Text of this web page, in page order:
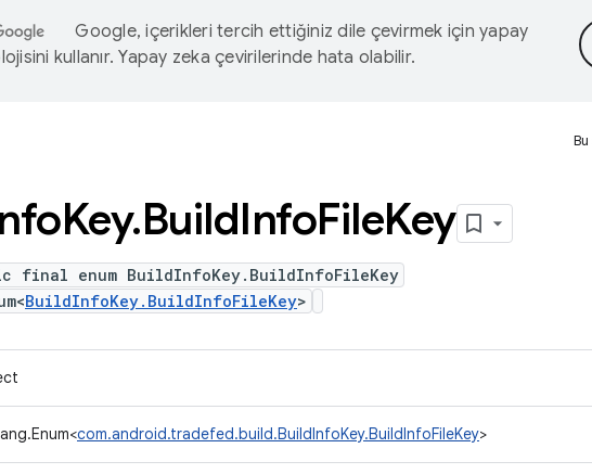
Google, içerikleri tercih ettiğiniz dile çevirmek için yapay
kullanır. Yapay zeka çevirilerinde hata olabilir.
Key.BuildInfoFileKey
final enum BuildInfoKey.BuildInfoFileKey
BuildInfoKey.BuildInfoFileKey>
com.android.tradefed.build.BuildInfoKey.BuildInfoFileKey>